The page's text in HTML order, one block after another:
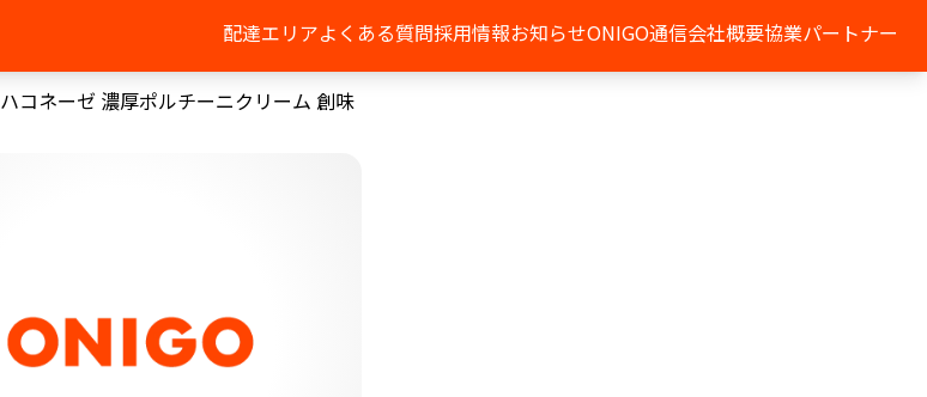
配達エリアよくある質問採用情報お知らせONIGO通信会社概要協業パートナー
ハコネーゼ 濃厚ポルチーニクリーム 創味